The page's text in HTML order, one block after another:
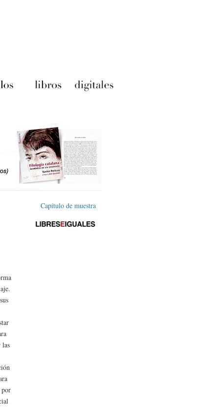
Capítulo de muestra
las